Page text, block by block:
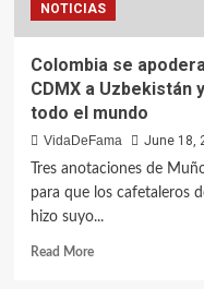
NOTICIAS
Colombia se
CDMX a Uzbekistán
todo el mundo
VidaDeFama
June 18,
Tres anotaciones de
para que los cafetaleros
hizo suyo...
Read More